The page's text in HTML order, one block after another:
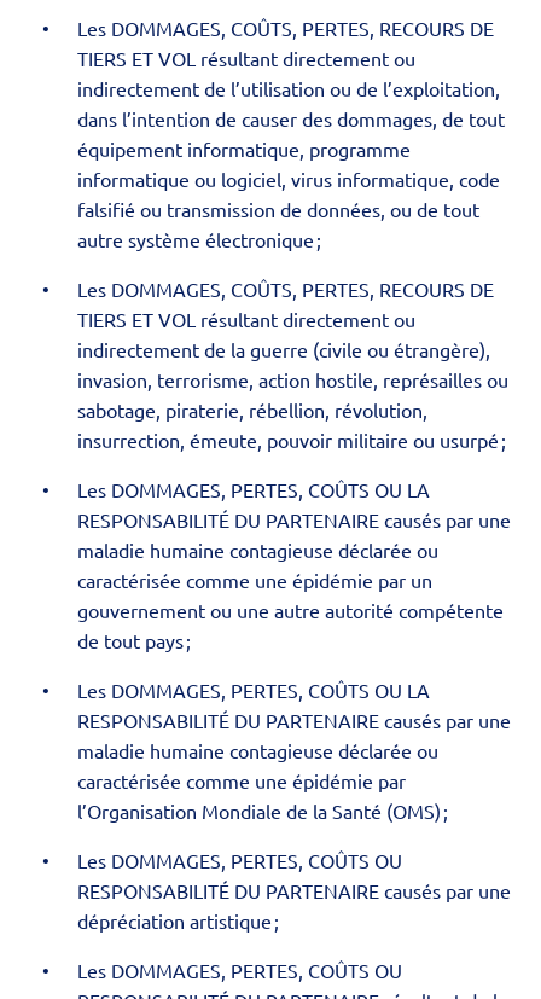
Les DOMMAGES, COÛTS, PERTES, RECOURS DE
TIERS ET VOL résultant directement ou
indirectement de l’utilisation ou de l’exploitation,
dans l’intention de causer des dommages, de tout
équipement informatique, programme
informatique ou logiciel, virus informatique, code
falsifié ou transmission de données, ou de tout
autre système électronique ;
Les DOMMAGES, COÛTS, PERTES, RECOURS DE
TIERS ET VOL résultant directement ou
indirectement de la guerre (civile ou étrangère),
invasion, terrorisme, action hostile, représailles ou
sabotage, piraterie, rébellion, révolution,
insurrection, émeute, pouvoir militaire ou usurpé ;
Les DOMMAGES, PERTES, COÛTS OU LA
RESPONSABILITÉ DU PARTENAIRE causés par une
maladie humaine contagieuse déclarée ou
caractérisée comme une épidémie par un
gouvernement ou une autre autorité compétente
de tout pays ;
Les DOMMAGES, PERTES, COÛTS OU LA
RESPONSABILITÉ DU PARTENAIRE causés par une
maladie humaine contagieuse déclarée ou
caractérisée comme une épidémie par
l’Organisation Mondiale de la Santé (OMS) ;
Les DOMMAGES, PERTES, COÛTS OU
RESPONSABILITÉ DU PARTENAIRE causés par une
dépréciation artistique ;
Les DOMMAGES, PERTES, COÛTS OU